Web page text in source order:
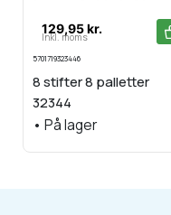
129,95 kr.
Inkl. moms
5701719323446
8 stifter 8 palletter
32344
• På lager